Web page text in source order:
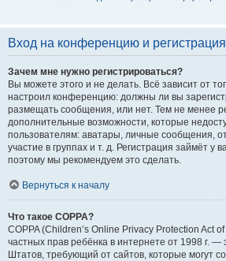
Вход на конференцию и регистрация
Зачем мне нужно регистрироваться?
Вы можете этого и не делать. Всё зависит от
настроил конференцию: должны ли вы
размещать сообщения, или нет. Тем не менее
дополнительные возможности, которые
пользователям: аватары, личные сообщения,
участие в группах и т. д. Регистрация займёт у
поэтому мы рекомендуем это сделать.
Вернуться к началу
Что такое COPPA?
COPPA (Children’s Online Privacy Protection Act
частных прав ребёнка в интернете от 1998 г.
Штатов, требующий от сайтов, которые могут